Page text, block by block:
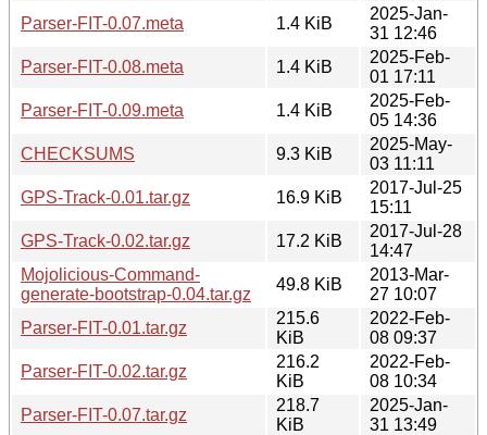
Parser-FIT-0.07.meta
1.4 KiB
2025-Jan-
31 12:46
Parser-FIT-0.08.meta
1.4 KiB
2025-Feb-
01 17:11
Parser-FIT-0.09.meta
1.4 KiB
2025-Feb-
05 14:36
CHECKSUMS
9.3 KiB
2025-May-
03 11:11
GPS-Track-0.01.tar.gz
16.9 KiB
2017-Jul-25
15:11
GPS-Track-0.02.tar.gz
17.2 KiB
2017-Jul-28
14:47
Mojolicious-Command-
generate-bootstrap-0.04.tar.gz
49.8 KiB
2013-Mar-
27 10:07
Parser-FIT-0.01.tar.gz
215.6
KiB
2022-Feb-
08 09:37
Parser-FIT-0.02.tar.gz
216.2
KiB
2022-Feb-
08 10:34
Parser-FIT-0.07.tar.gz
218.7
KiB
2025-Jan-
31 13:49